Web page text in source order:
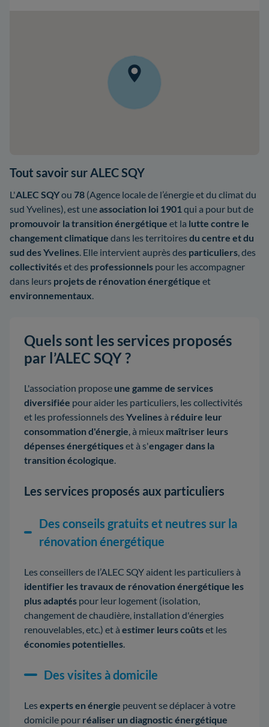
Tout savoir sur ALEC SQY
L'ALEC SQYou 78 (Agence locale de l’énergie et du climat du
sud Yvelines), est uneassociation loi 1901 qui a pour but de
promouvoir la transition énergétique et la lutte contre le
changement climatique dans les territoires du centre et du
sud des Yvelines . Elle intervient auprès des particuliers , des
collectivitéset des professionnels pour les accompagner
dans leurs projets de rénovation énergétique et
environnementaux
Quels sont les services proposés
par l’ALEC SQY ?
L'association propose une gamme de services
diversifiée pour aider les particuliers, les collectivités
et les professionnels desYvelinesà réduire leur
consommation d'énergie , à mieux maîtriser leurs
dépenses énergétiqueset à s'engager dans la
transition écologique
Les services proposés aux particuliers
Des conseils gratuits et neutres sur la
rénovation énergétique
Les conseillers de l’ALEC SQY aident les particuliers à
identifier les travaux de rénovation énergétique les
plus adaptés pour leur logement (isolation,
changement de chaudière, installation d'énergies
renouvelables, etc.) et à estimer leurs coûtset les
économies potentielles
Des visites à domicile
Lesexperts en énergie peuvent se déplacer à votre
domicile pour réaliser un diagnostic énergétique